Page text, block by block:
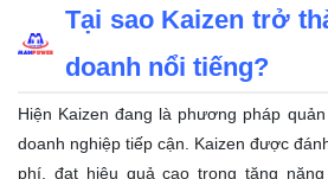
Tại sao Kaizen trở
doanh nổi tiếng?
Hiện Kaizen đang là phương pháp
doanh nghiệp tiếp cận. Kaizen được
phí, đạt hiệu quả cao trong tăng